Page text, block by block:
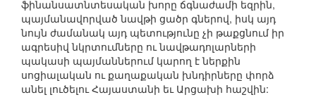
ֆինանսատնտեսական խորը ճգնաժամի եզրին,
պայմանավորված նավթի ցածր գներով, իսկ այդ
նույն ժամանակ այդ պետությունը չի թաքցնում իր
ագրեսիվ նկրտումները ու նավթադոլարների
պակասի պայմաններում կարող է ներքին
սոցիալական ու քաղաքական խնդիրները փորձ
անել լուծելու Հայաստանի եւ Արցախի հաշվին: